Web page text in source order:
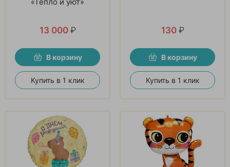
13 000 ₽
В корзину
Купить в 1 клик
130 ₽
В корзину
Купить в 1 клик